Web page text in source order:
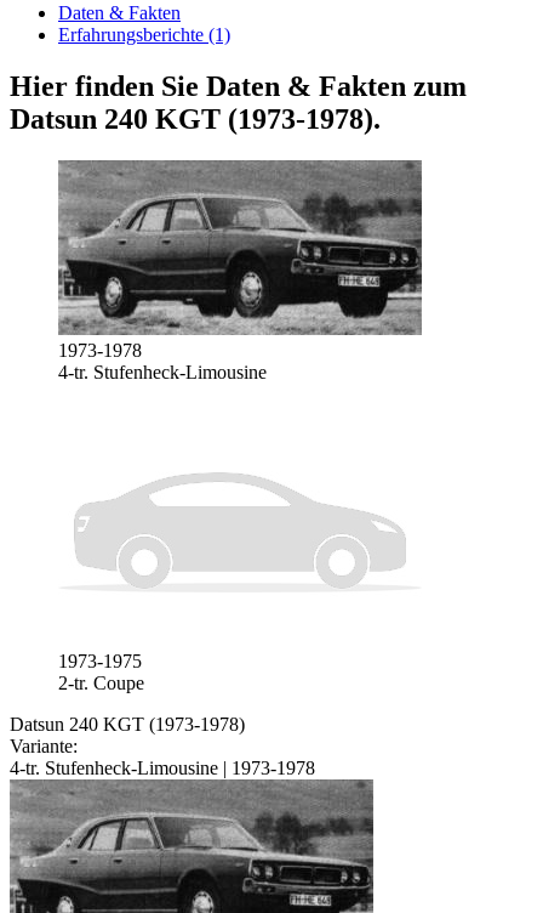
Daten & Fakten
Erfahrungsberichte (1)
Hier finden Sie Daten & Fakten zum
Datsun 240 KGT (1973-1978).
1973-1978
4-tr. Stufenheck-Limousine
1973-1975
2-tr. Coupe
Datsun 240 KGT (1973-1978)
Variante:
4-tr. Stufenheck-Limousine | 1973-1978